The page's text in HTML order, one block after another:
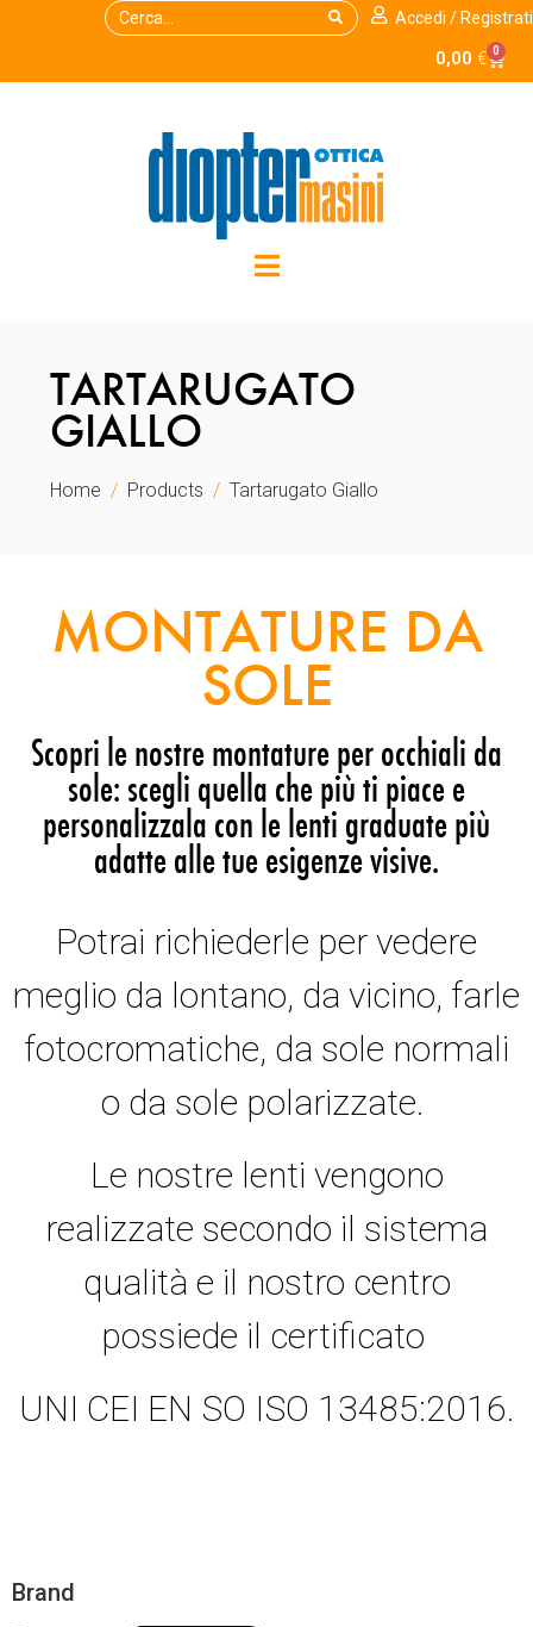
Accedi / Registrati
0,00 € 0
TARTARUGATO
GIALLO
Home Products Tartarugato Giallo
MONTATURE DA
SOLE
Scopri le nostre montature per occhiali da
sole: scegli quella che più ti piace e
personalizzala con le lenti graduate più
adatte alle tue esigenze visive.
Potrai richiederle per vedere
meglio da lontano, da vicino, farle
fotocromatiche, da sole normali
o da sole polarizzate.
Le nostre lenti vengono
realizzate secondo il sistema
qualità e il nostro centro
possiede il certificato
UNI CEI EN SO ISO 13485:2016.
Brand